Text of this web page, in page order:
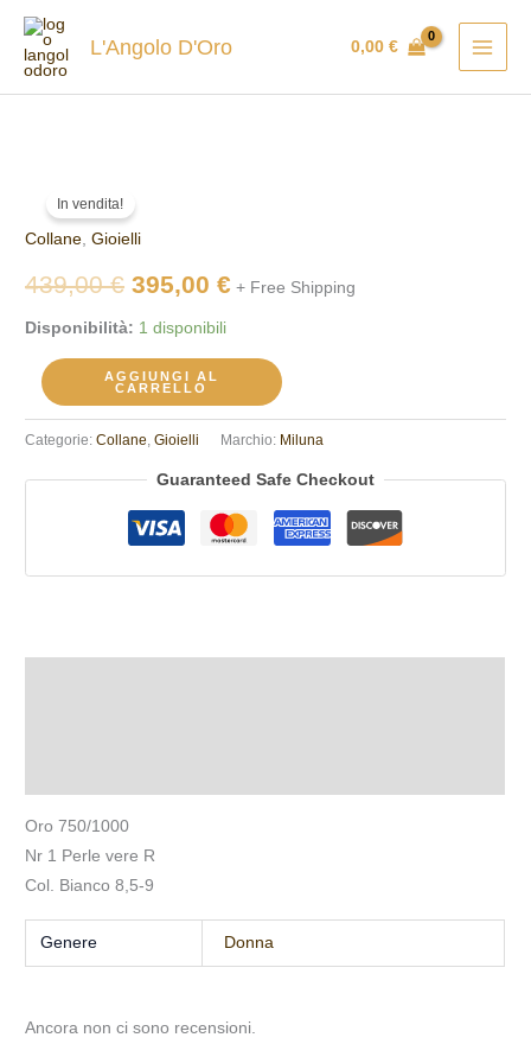
contenuto
L'Angolo D'Oro 0,00€
In vendita!
Collane ,Gioielli
439,00€
prezzo
originale
era:
439,00 €.
395,00€ attuale
395,00 €.
+ Free Shipping
Disponibilità: 1 disponibili
Miluna
PCL6659
AGGIUNGI AL
CARRELLO
Categorie:Collane,Gioielli Marchio: Miluna
Guaranteed Safe Checkout
Oro 750/1000
Nr 1 Perle vere R
Col. Bianco 8,5-9
Genere Donna
Ancora non ci sono recensioni.